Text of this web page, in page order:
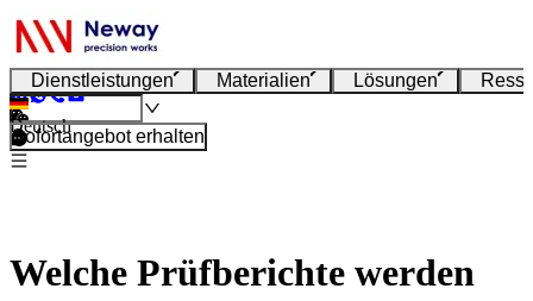
Dienstleistungen Materialien Lösungen
Deutsch
Sofortangebot erhalten
Welche Prüfberichte werden